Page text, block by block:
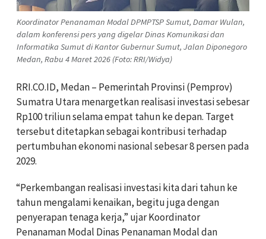
Koordinator Penanaman Modal DPMPTSP Sumut, Damar Wulan,
dalam konferensi pers yang digelar Dinas Komunikasi dan
Informatika Sumut di Kantor Gubernur Sumut, Jalan Diponegoro
Medan, Rabu 4 Maret 2026 (Foto: RRI/Widya)
RRI.CO.ID, Medan – Pemerintah Provinsi (Pemprov)
Sumatra Utara menargetkan realisasi investasi sebesar
Rp100 triliun selama empat tahun ke depan. Target
tersebut ditetapkan sebagai kontribusi terhadap
pertumbuhan ekonomi nasional sebesar 8 persen pada
2029.
“Perkembangan realisasi investasi kita dari tahun ke
tahun mengalami kenaikan, begitu juga dengan
penyerapan tenaga kerja,” ujar Koordinator
Penanaman Modal Dinas Penanaman Modal dan